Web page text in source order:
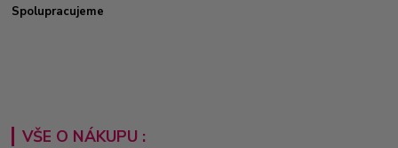
Spolupracujeme
VŠE O NÁKUPU :